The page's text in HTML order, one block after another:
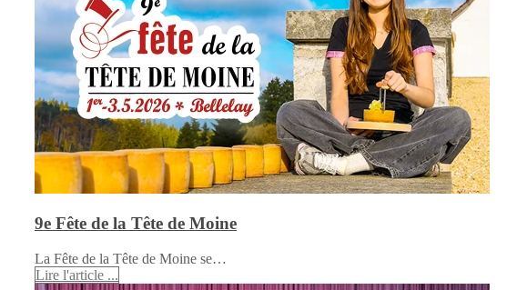
9e Fête de la Tête de Moine
La Fête de la Tête de Moine se…
Lire l'article ...